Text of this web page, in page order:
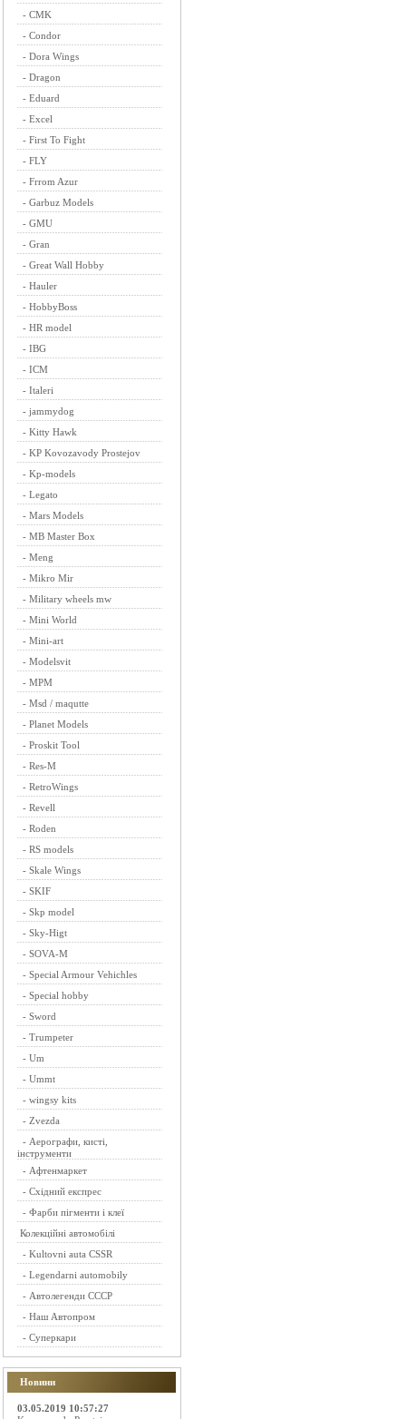
- CMK
- Condor
- Dora Wings
- Dragon
- Eduard
- Excel
- First To Fight
- FLY
- Frrom Azur
- Garbuz Models
- GMU
- Gran
- Great Wall Hobby
- Hauler
- HobbyBoss
- HR model
- IBG
- ICM
- Italeri
- jammydog
- Kitty Hawk
- KP Kovozavody Prostejov
- Kp-models
- Legato
- Mars Models
- MB Master Box
- Meng
- Mikro Mir
- Military wheels mw
- Mini World
- Mini-art
- Modelsvit
- MPM
- Msd / maqutte
- Planet Models
- Proskit Tool
- Res-M
- RetroWings
- Revell
- Roden
- RS models
- Skale Wings
- SKIF
- Skp model
- Sky-Higt
- SOVA-M
- Special Armour Vehichles
- Special hobby
- Sword
- Trumpeter
- Um
- Ummt
- wingsy kits
- Zvezda
- Аерографи, кисті,
інструменти
- Афтенмаркет
- Східний експрес
- Фарби пігменти і клеї
Колекційні автомобілі
- Kultovni auta CSSR
- Legendarni automobily
- Автолегенди СССР
- Наш Автопром
- Суперкари
Новини
03.05.2019 10:57:27